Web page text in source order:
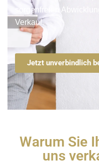
sorgenfreien
Verkauf.
Jetzt unverbindlich
Warum Sie
uns